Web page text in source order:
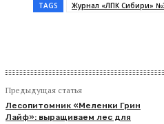
TAGS Журнал «ЛПК Сибири»
Предыдущая статья
Лесопитомник «Меленки Грин
Лайф»: выращиваем лес для